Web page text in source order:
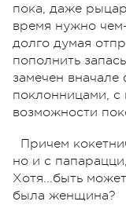
пока, даже
время нужно
долго думая
пополнить
замечен
поклонницами,
возможности
Причем
но и с
Хотя...быть
была женщина?